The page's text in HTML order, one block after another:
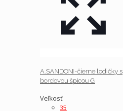
A.SANDONI-čierne lodičky s
bordovou špicou G
Veľkosť
35